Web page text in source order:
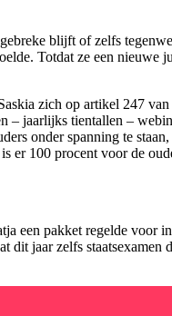
blijft of zelfs
Totdat ze een
zich op artikel 247
jaarlijks tientallen –
onder spanning te
er 100 procent voor de
een pakket regelde
jaar zelfs